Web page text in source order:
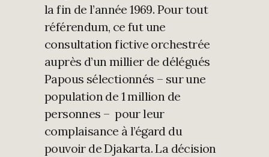
la fin de l’année 1969. Pour tout
référendum, ce fut une
consultation fictive orchestrée
auprès d’un millier de délégués
Papous sélectionnés – sur une
population de 1 million de
personnes – pour leur
complaisance à l’égard du
pouvoir de Djakarta. La décision